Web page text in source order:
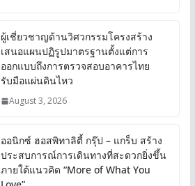
ผู้เชี่ยวชาญด้านวิศวกรรมโครงสร้าง
เสนอแผนปฏิรูปมาตรฐานตั้งแต่การ
ออกแบบถึงการตรวจสอบอาคารไทย
รับมือแผ่นดินไหว
August 3, 2026
ออนิกซ์ ฮอสพิทาลิตี้ กรุ๊ป – แกร็บ สร้าง
ประสบการณ์การเดินทางที่สะดวกยิ่งขึ้น
ภายใต้แนวคิด “More of What You